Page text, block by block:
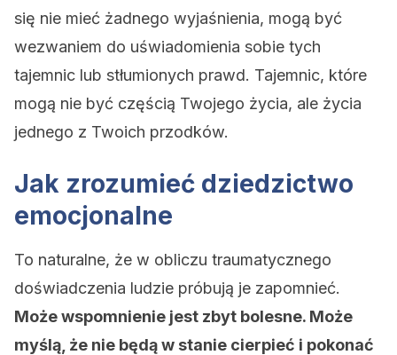
się nie mieć żadnego wyjaśnienia, mogą być
wezwaniem do uświadomienia sobie tych
tajemnic lub stłumionych prawd. Tajemnic, które
mogą nie być częścią Twojego życia, ale życia
jednego z Twoich przodków.
Jak zrozumieć dziedzictwo
emocjonalne
To naturalne, że w obliczu traumatycznego
doświadczenia ludzie próbują je zapomnieć.
Może wspomnienie jest zbyt bolesne. Może
myślą, że nie będą w stanie cierpieć i pokonać